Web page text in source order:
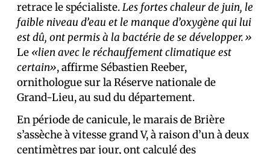
retrace le spécialiste.Les fortes chaleur de juin, le
faible niveau d’eau et le manque d’oxygène qui lui
est dû, ont permis à la bactérie de se développer.»
Le «lien avec le réchauffement climatique est
certain», affirme Sébastien Reeber,
ornithologue sur la Réserve nationale de
Grand-Lieu, au sud du département.
En période de canicule, le marais de Brière
s’assèche à vitesse grand V, à raison d’un à deux
centimètres par jour, ont calculé des